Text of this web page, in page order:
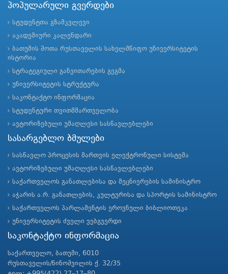
პოპულარული გვერდები
სტუდენტთა გზამკვლევი
აკადემიური კალენდარი
ბათუმის შოთა რუსთაველის სახელმწიფო უნივერსიტეტის
ისტორია
სტრატეგიული განვითარების გეგმა
უნივერსიტეტის სტრუქტურა
საკონტაქტო ინფორმაცია
სტუდენტური თვითმმართველობა
ავტორიზებული უმაღლესი სასწავლებლები
სასარგებლო ბმულები
სასწავლო პროცესის მართვის ელექტრონული სისტემა
ავტორიზებული უმაღლესი სასწავლებლები
საქართველოს განათლებისა და მეცნიერების სამინისტრო
აჭარის ა.რ. განათლების, კულტურისა და სპორტის სამინისტრო
საქართველოს პარლამენტის ეროვნული ბიბლიოთეკა
უნივერსიტეტის ძველი ვებგვერდი
საკონტაქტო ინფორმაცია
საქართველო, ბათუმი, 6010
რუსთაველის/ნინოშვილის ქ. 32/35